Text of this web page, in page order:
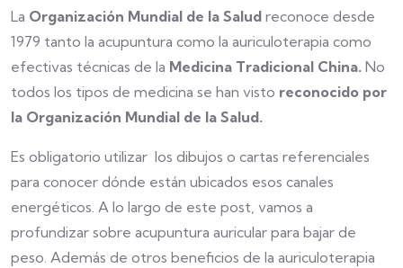
La Organización Mundial de la Salud reconoce desde
1979 tanto la acupuntura como la auriculoterapia como
efectivas técnicas de la Medicina Tradicional China. No
todos los tipos de medicina se han visto reconocido por
la Organización Mundial de la Salud.
Es obligatorio utilizar los dibujos o cartas referenciales
para conocer dónde están ubicados esos canales
energéticos. A lo largo de este post, vamos a
profundizar sobre acupuntura auricular para bajar de
peso. Además de otros beneficios de la auriculoterapia